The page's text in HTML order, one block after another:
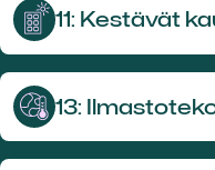
11: Kestävät
13: